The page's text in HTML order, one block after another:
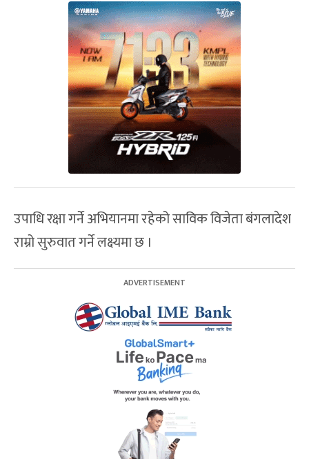
उपाधि रक्षा गर्ने अभियानमा रहेको साविक विजेता बंगलादेश
राम्रो सुरुवात गर्ने लक्ष्यमा छ ।